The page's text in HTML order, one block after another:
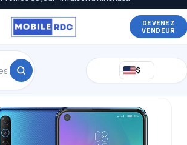
DEVENEZ
VENDEUR
$